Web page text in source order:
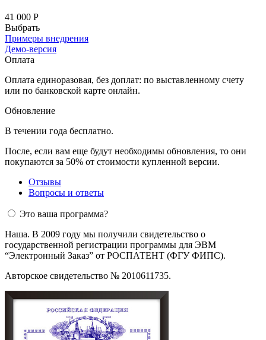
41 000 Р
Выбрать
Примеры внедрения
Демо-версия
Оплата
Оплата единоразовая, без доплат: по выставленному счету
или по банковской карте онлайн.
Обновление
В течении года бесплатно.
После, если вам еще будут необходимы обновления, то они
покупаются за 50% от стоимости купленной версии.
Отзывы
Вопросы и ответы
Это ваша программа?
Наша. В 2009 году мы получили свидетельство о
государственной регистрации программы для ЭВМ
“Электронный Заказ” от РОСПАТЕНТ (ФГУ ФИПС).
Авторское свидетельство № 2010611735.